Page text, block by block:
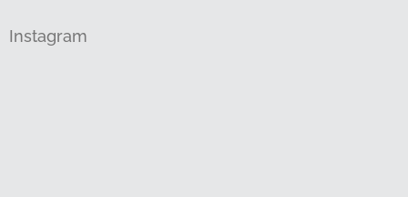
Instagram